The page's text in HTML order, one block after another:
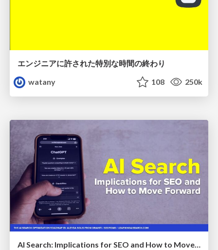
エンジニアに許された特別な時間の終わり
watany
108 250k
AI Search: Implications for SEO and How to Move Forward - #ShenzhenSEOConference